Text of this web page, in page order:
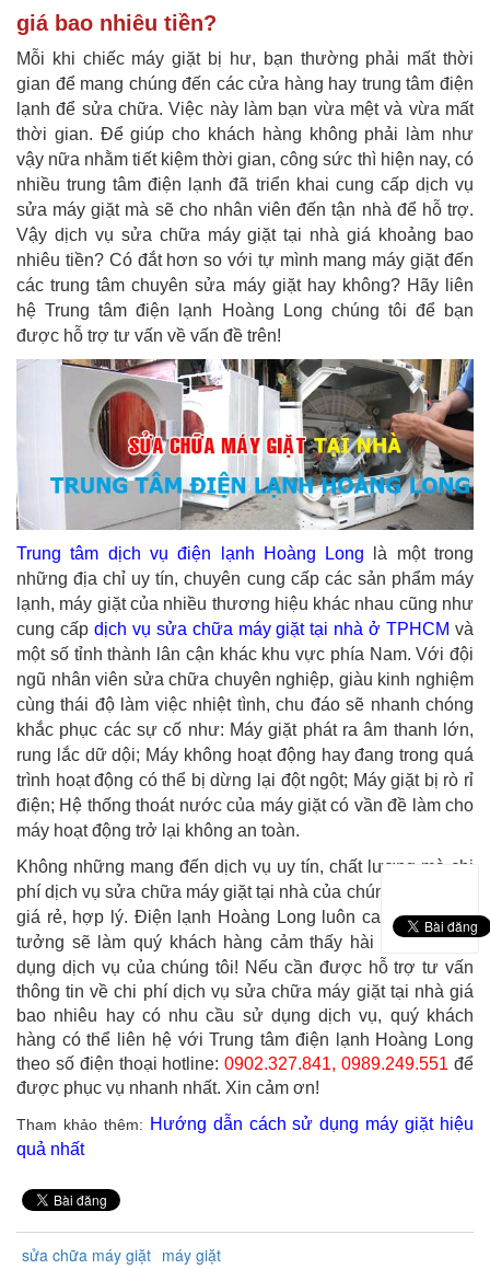
giá bao nhiêu tiền?
Mỗi khi chiếc máy giặt bị hư, bạn thường phải mất thời
gian để mang chúng đến các cửa hàng hay trung tâm điện
lạnh để sửa chữa. Việc này làm bạn vừa mệt và vừa mất
thời gian. Để giúp cho khách hàng không phải làm như
vậy nữa nhằm tiết kiệm thời gian, công sức thì hiện nay, có
nhiều trung tâm điện lạnh đã triển khai cung cấp dịch vụ
sửa máy giặt mà sẽ cho nhân viên đến tận nhà để hỗ trợ.
Vậy dịch vụ sửa chữa máy giặt tại nhà giá khoảng bao
nhiêu tiền? Có đắt hơn so với tự mình mang máy giặt đến
các trung tâm chuyên sửa máy giặt hay không? Hãy liên
hệ Trung tâm điện lạnh Hoàng Long chúng tôi để bạn
được hỗ trợ tư vấn về vấn đề trên!
Trung tâm dịch vụ điện lạnh Hoàng Long là một trong
những địa chỉ uy tín, chuyên cung cấp các sản phẩm máy
lạnh, máy giặt của nhiều thương hiệu khác nhau cũng như
cung cấp dịch vụ sửa chữa máy giặt tại nhà ở TPHCM và
một số tỉnh thành lân cận khác khu vực phía Nam. Với đội
ngũ nhân viên sửa chữa chuyên nghiệp, giàu kinh nghiệm
cùng thái độ làm việc nhiệt tình, chu đáo sẽ nhanh chóng
khắc phục các sự cố như: Máy giặt phát ra âm thanh lớn,
rung lắc dữ dội; Máy không hoạt động hay đang trong quá
trình hoạt động có thể bị dừng lại đột ngột; Máy giặt bị rò rỉ
điện; Hệ thống thoát nước của máy giặt có vần đề làm cho
máy hoạt động trở lại không an toàn.
Không những mang đến dịch vụ uy tín, chất lượng mà chi
phí dịch vụ sửa chữa máy giặt tại nhà của chúng tôi còn có
giá rẻ, hợp lý. Điện lạnh Hoàng Long luôn cam kết và tin
tưởng sẽ làm quý khách hàng cảm thấy hài lòng khi sử
dụng dịch vụ của chúng tôi! Nếu cần được hỗ trợ tư vấn
thông tin về chi phí dịch vụ sửa chữa máy giặt tại nhà giá
bao nhiêu hay có nhu cầu sử dụng dịch vụ, quý khách
hàng có thể liên hệ với Trung tâm điện lạnh Hoàng Long
theo số điện thoại hotline:0902.327.841,0989.249.551 để
được phục vụ nhanh nhất. Xin cảm ơn!
Tham khảo thêm: Hướng dẫn cách sử dụng máy giặt hiệu
quả nhất
sửa chữa máy giặt máy giặt